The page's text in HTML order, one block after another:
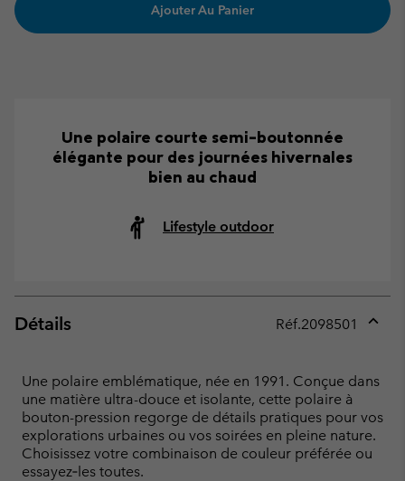
Ajouter Au Panier
Une polaire courte semi-boutonnée
élégante pour des journées hivernales
bien au chaud
Lifestyle outdoor
Détails Réf.2098501
Une polaire emblématique, née en 1991. Conçue dans
une matière ultra-douce et isolante, cette polaire à
bouton-pression regorge de détails pratiques pour vos
explorations urbaines ou vos soirées en pleine nature.
Choisissez votre combinaison de couleur préférée ou
essayez‑les toutes.